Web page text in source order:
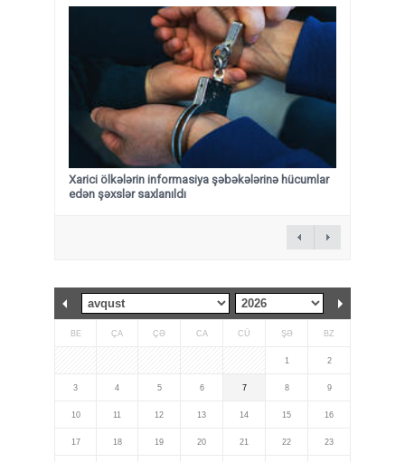
Xarici ölkələrin informasiya şəbəkələrinə hücumlar
edən şəxslər saxlanıldı
BE ÇA ÇƏ CA CÜ ŞƏ BZ
1 2
3 4 5 6 7 8 9
10 11 12 13 14 15 16
17 18 19 20 21 22 23